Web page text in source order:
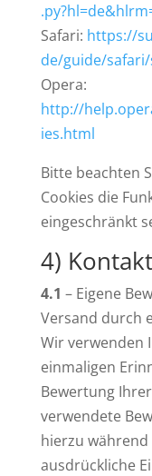
Safari: https://
de/guide/
Opera:
http://
ies.html
Bitte beachten
Cookies die
eingeschränkt
4)
4.1 – Eigene
Versand durch
Wir verwenden
einmaligen
Bewertung
verwendete
hierzu
ausdrückliche